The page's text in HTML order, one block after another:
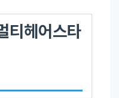
티헤어스타